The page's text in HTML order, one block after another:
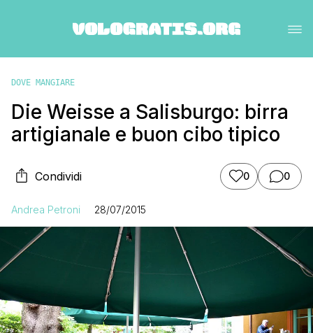
DOVE MANGIARE
Die Weisse a Salisburgo: birra
artigianale e buon cibo tipico
Condividi 0 0
Andrea Petroni 28/07/2015